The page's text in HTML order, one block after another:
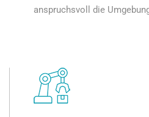
anspruchsvoll die